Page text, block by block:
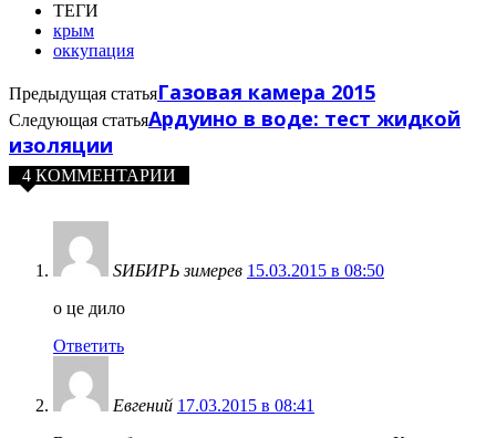
ТЕГИ
крым
оккупация
Предыдущая статьяГазовая камера 2015
Следующая статьяАрдуино в воде: тест жидкой
изоляции
4 КОММЕНТАРИИ
SИБИРЬ зимерев 15.03.2015 в 08:50
о це дило
Ответить
Евгений 17.03.2015 в 08:41